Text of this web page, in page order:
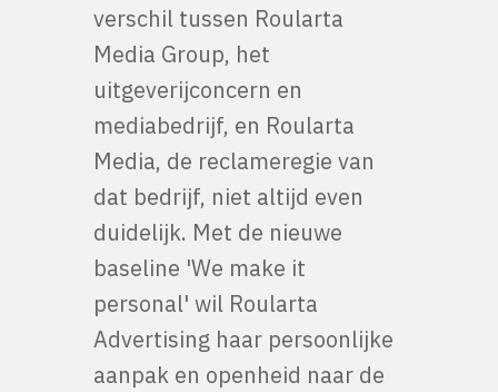
verschil tussen Roularta
Media Group, het
uitgeverijconcern en
mediabedrijf, en Roularta
Media, de reclameregie van
dat bedrijf, niet altijd even
duidelijk. Met de nieuwe
baseline 'We make it
personal' wil Roularta
Advertising haar persoonlijke
aanpak en openheid naar de